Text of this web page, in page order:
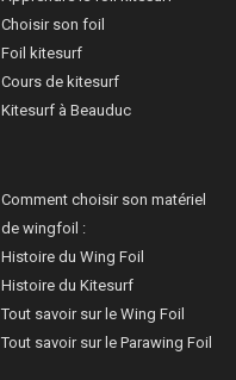
Choisir son foil
Foil kitesurf
Cours de kitesurf
Kitesurf à Beauduc
Comment choisir son matériel
de wingfoil :
Histoire du Wing Foil
Histoire du Kitesurf
Tout savoir sur le Wing Foil
Tout savoir sur le Parawing Foil